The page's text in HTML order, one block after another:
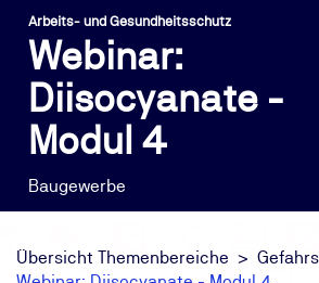
Arbeits- und Gesundheitsschutz
Webinar:
Diisocyanate -
Modul 4
Baugewerbe
Übersicht Themenbereiche